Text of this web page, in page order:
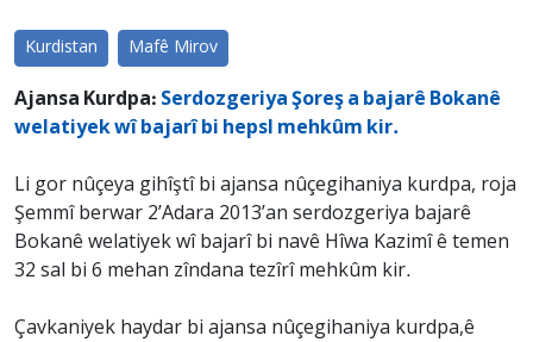
Kurdistan Mafê Mirov
Ajansa Kurdpa: Serdozgeriya Şoreş a bajarê Bokanê
welatiyek wî bajarî bi hepsl mehkûm kir.
Li gor nûçeya gihîştî bi ajansa nûçegihaniya kurdpa, roja
Şemmî berwar 2’Adara 2013’an serdozgeriya bajarê
Bokanê welatiyek wî bajarî bi navê Hîwa Kazimî ê temen
32 sal bi 6 mehan zîndana tezîrî mehkûm kir.
Çavkaniyek haydar bi ajansa nûçegihaniya kurdpa,ê